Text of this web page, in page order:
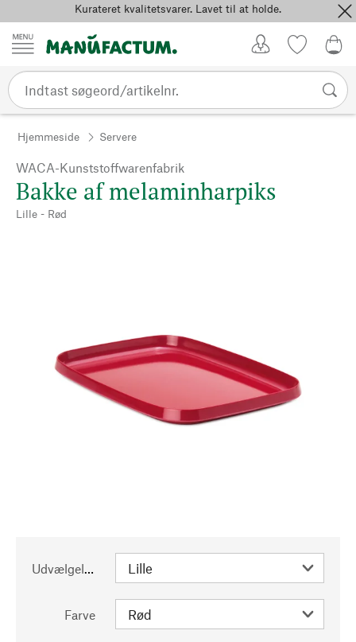
Spring til indholdKurateret kvalitetsvarer. Lavet til at holde.
Hjemmeside Servere
WACA-Kunststoffwarenfabrik
Bakke af melaminharpiks
Lille - Rød
Farve